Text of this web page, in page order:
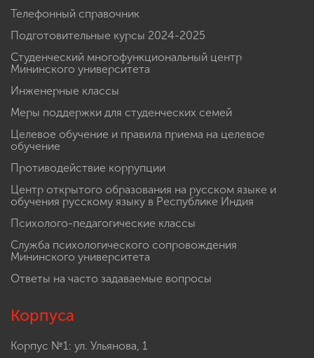
Телефонный справочник
Подготовительные курсы 2024-2025
Студенческий многофункциональный центр
Мининского университета
Инженерные классы
Меры поддержки для студенческих семей
Целевое обучение и правила приема на целевое
обучение
Противодействие коррупции
Центр открытого образования на русском языке и
обучения русскому языку в Республике Индия
Психолого-педагогические классы
Служба психологического сопровождения
Мининского университета
Ответы на часто задаваемые вопросы
Корпуса
Корпус №1: ул. Ульянова, 1